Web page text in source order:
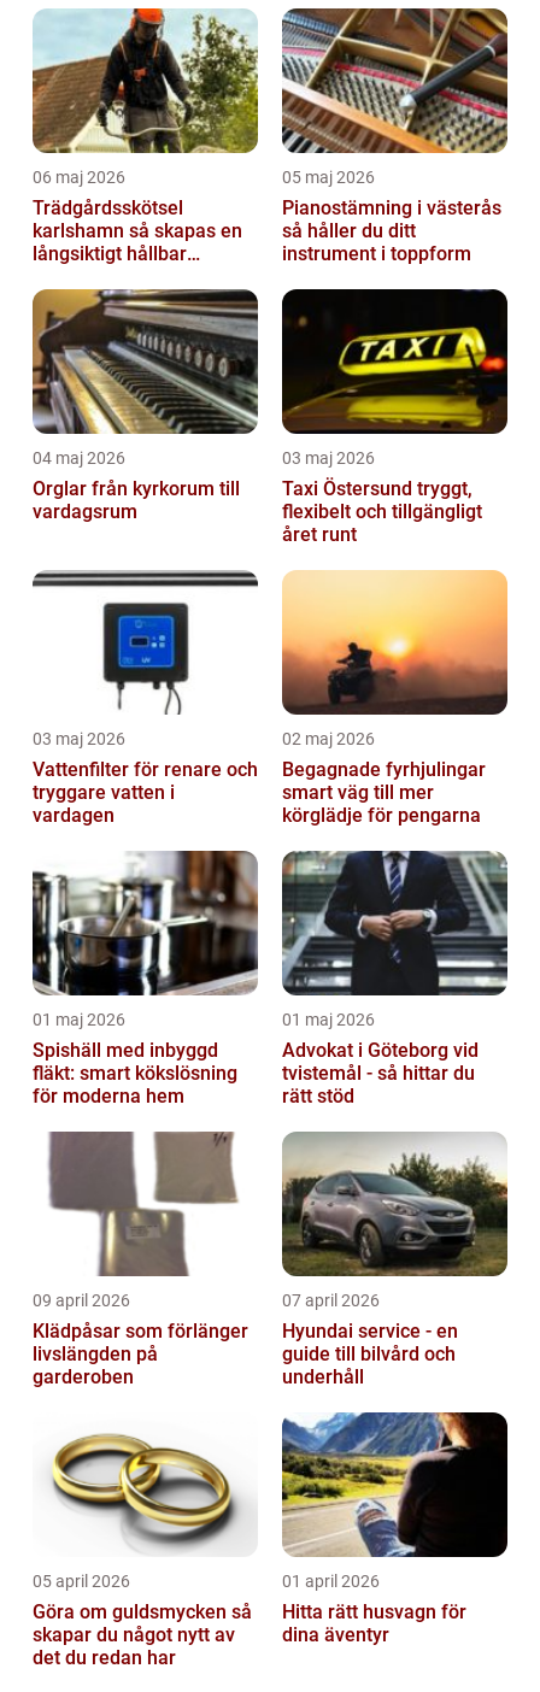
06 maj 2026
Trädgårdsskötsel
karlshamn så skapas en
långsiktigt hållbar
05 maj 2026
Pianostämning i västerås
så håller du ditt
instrument i toppform
04 maj 2026
Orglar från kyrkorum till
vardagsrum
03 maj 2026
Taxi Östersund tryggt,
flexibelt och tillgängligt
året runt
03 maj 2026
Vattenfilter för renare och
tryggare vatten i
vardagen
02 maj 2026
Begagnade fyrhjulingar
smart väg till mer
körglädje för pengarna
01 maj 2026
Spishäll med inbyggd
fläkt: smart kökslösning
för moderna hem
01 maj 2026
Advokat i Göteborg vid
tvistemål - så hittar du
rätt stöd
09 april 2026
Klädpåsar som förlänger
livslängden på
garderoben
07 april 2026
Hyundai service - en
guide till bilvård och
underhåll
05 april 2026
Göra om guldsmycken så
skapar du något nytt av
det du redan har
01 april 2026
Hitta rätt husvagn för
dina äventyr